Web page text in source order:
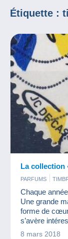
Étiquette :
La
PARFUMS
Chaque
Une grande
forme de
s’avère
font de ces
8 mars 2018